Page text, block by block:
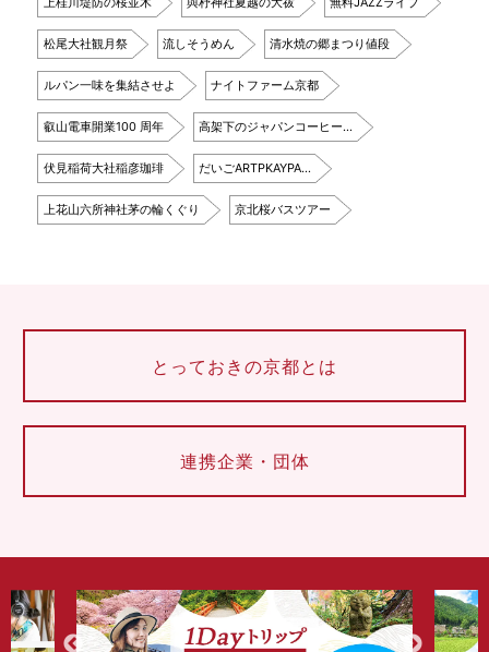
松尾大社観月祭 流しそうめん 清水焼の郷まつり値段
ルパン一味を集結させよ ナイトファーム京都
叡山電車開業100 周年 高架下のジャパンコーヒー…
伏見稲荷大社稲彦珈琲 だいごARTPKAYPA…
上花山六所神社茅の輪くぐり 京北桜バスツアー
とっておきの京都とは
連携企業・団体